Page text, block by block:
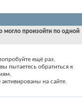
могло произойти по одной
ещё раз.
пытаетесь обратиться к
на сайте.